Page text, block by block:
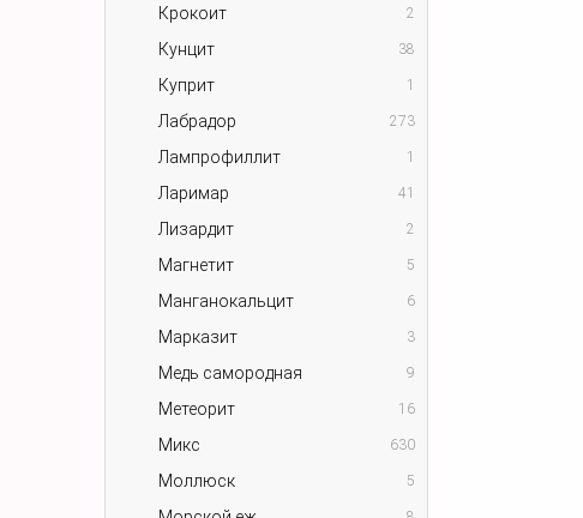
Крокоит 2
Кунцит 38
Куприт 1
Лабрадор 273
Лампрофиллит 1
Ларимар 41
Лизардит 2
Магнетит 5
Манганокальцит 6
Марказит 3
Медь самородная 9
Метеорит 16
Микс 630
Моллюск 5